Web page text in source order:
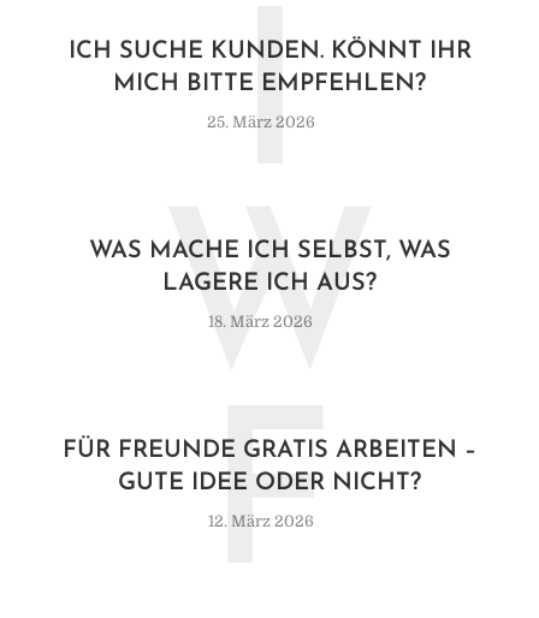
ICH SUCHE KUNDEN. KÖNNT IHR
MICH BITTE EMPFEHLEN?
25. März 2026
I
WAS MACHE ICH SELBST, WAS
LAGERE ICH AUS?
18. März 2026
W
FÜR FREUNDE GRATIS ARBEITEN –
GUTE IDEE ODER NICHT?
12. März 2026
F